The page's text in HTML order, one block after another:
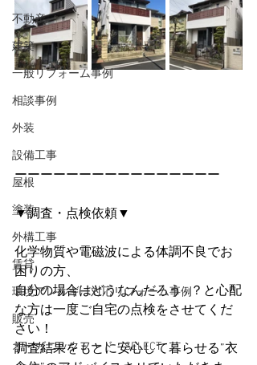
不動産
建築
一般リフォーム事例
相談事例
外装
設備工事
屋根
塗装
外構工事
賃貸
環境アレルギー対応リフォーム事例
販売
オーガニックフード SELECT
ーーーーーーーーーーーーーーーー
▼調査・点検依頼▼
化学物質や電磁波による体調不良でお
困りの方、
自分の場合はどうなんだろう…？と心配
な方は一度ご自宅の点検をさせてくだ
さい！
調査結果をもとに安心して暮らせる”衣